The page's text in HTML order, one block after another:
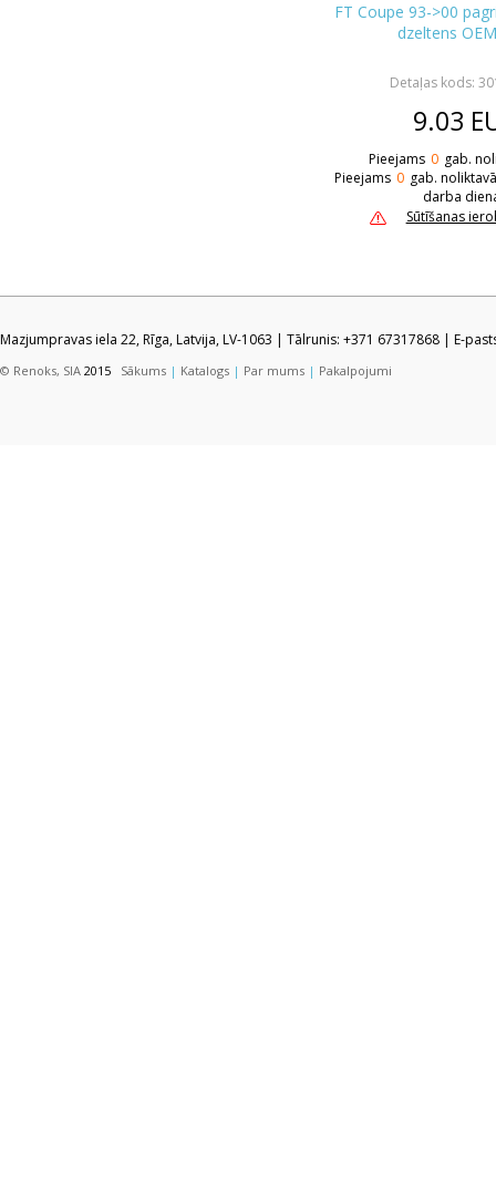
FT Coupe 93->00
dzeltens
Detaļas kods:
9.03
Pieejams 0 gab.
Pieejams 0 gab.
darba
Sūtīšanas
Mazjumpravas iela 22, Rīga, Latvija, LV-1063 | Tālrunis: +371 67317868 | E-
© Renoks, SIA 2015 Sākums | Katalogs | Par mums | Pakalpojumi